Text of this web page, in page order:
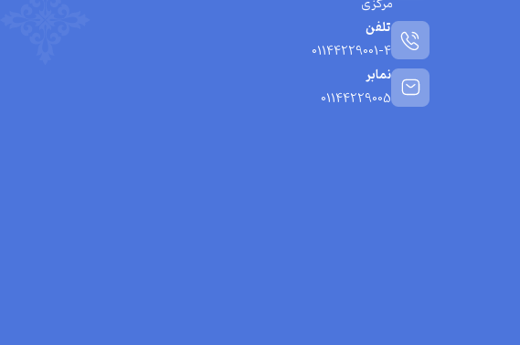
تلفن
01144229001-4
نمابر
01144229005